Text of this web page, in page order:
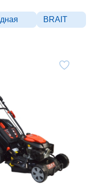
BRAIT